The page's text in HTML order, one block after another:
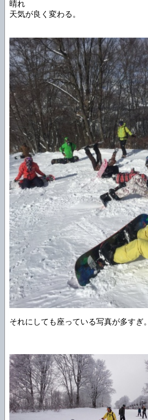
晴れ
天気が良く変わる。
それにしても座っている写真が多すぎ。